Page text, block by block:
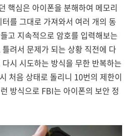
핵심은 아이폰을 분해하여 메모리
를 그대로 가져와서 여러 개의 동
고 지속적으로 암호를 입력해보는
려서 문제가 되는 상황 직전에 다
시 시도하는 방식을 무한 반복하는
처음 상태로 돌리니 10번의 제한이
방식으로 FBI는 아이폰의 보안 정